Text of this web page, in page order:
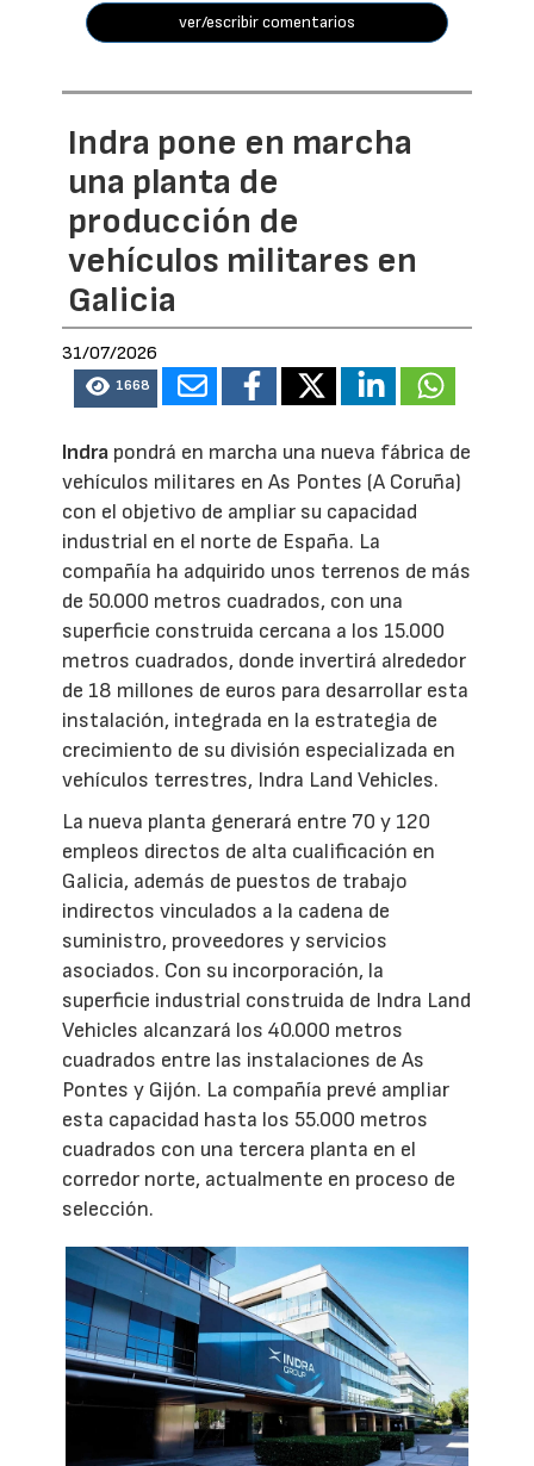
ver/escribir comentarios
Indra pone en marcha
una planta de
producción de
vehículos militares en
Galicia
31/07/2026
1668
Indra pondrá en marcha una nueva fábrica de
vehículos militares en As Pontes (A Coruña)
con el objetivo de ampliar su capacidad
industrial en el norte de España. La
compañía ha adquirido unos terrenos de más
de 50.000 metros cuadrados, con una
superficie construida cercana a los 15.000
metros cuadrados, donde invertirá alrededor
de 18 millones de euros para desarrollar esta
instalación, integrada en la estrategia de
crecimiento de su división especializada en
vehículos terrestres, Indra Land Vehicles.
La nueva planta generará entre 70 y 120
empleos directos de alta cualificación en
Galicia, además de puestos de trabajo
indirectos vinculados a la cadena de
suministro, proveedores y servicios
asociados. Con su incorporación, la
superficie industrial construida de Indra Land
Vehicles alcanzará los 40.000 metros
cuadrados entre las instalaciones de As
Pontes y Gijón. La compañía prevé ampliar
esta capacidad hasta los 55.000 metros
cuadrados con una tercera planta en el
corredor norte, actualmente en proceso de
selección.